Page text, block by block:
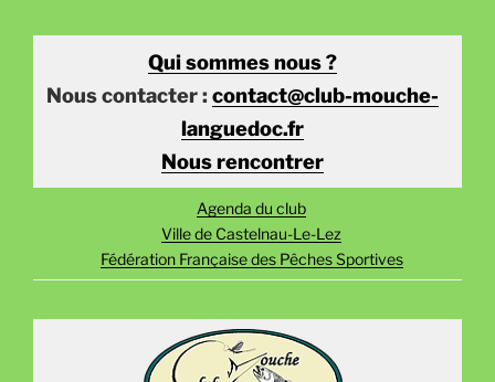
Qui sommes nous ?
Nous contacter : contact@club-mouche-
languedoc.fr
Nous rencontrer
Agenda du club
Ville de Castelnau-Le-Lez
Fédération Française des Pêches Sportives